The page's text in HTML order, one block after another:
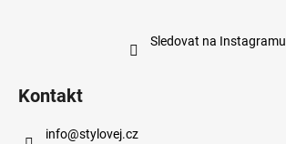
Sledovat na Instagramu
Kontakt
info@stylovej.cz